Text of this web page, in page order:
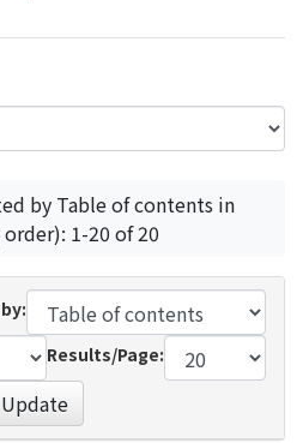
by Table of contents in
1-20 of 20
Results/Page:
Update